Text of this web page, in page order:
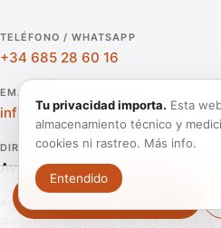
TELÉFONO / WHATSAPP
+34 685 28 60 16
EMAIL
info@lacocinamagica.com
DIRECCIÓN
Av. José Atarés, 20 · 50018
AGENDA
Reservar llamada de 30 minutos
Llamada gratuita
Tu privacidad importa. Esta
almacenamiento técnico y
cookies ni rastreo. Más info.
Entendido